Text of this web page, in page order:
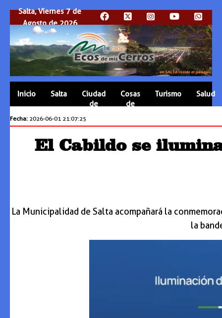
Salta, Viernes 7 de
Agosto de 2026
Inicio Salta
Ciudad
de
Cosas
de
Turismo Salud
Fecha: 2026-06-01 21:07:25
El Cabildo se
La Municipalidad de Salta acompañará la
la